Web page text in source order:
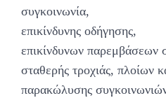
συγκοινωνία,
επικίνδυνης οδήγησης,
επικίνδυνων παρεμβάσεων
σταθερής τροχιάς, πλοίων
παρακώλυσης